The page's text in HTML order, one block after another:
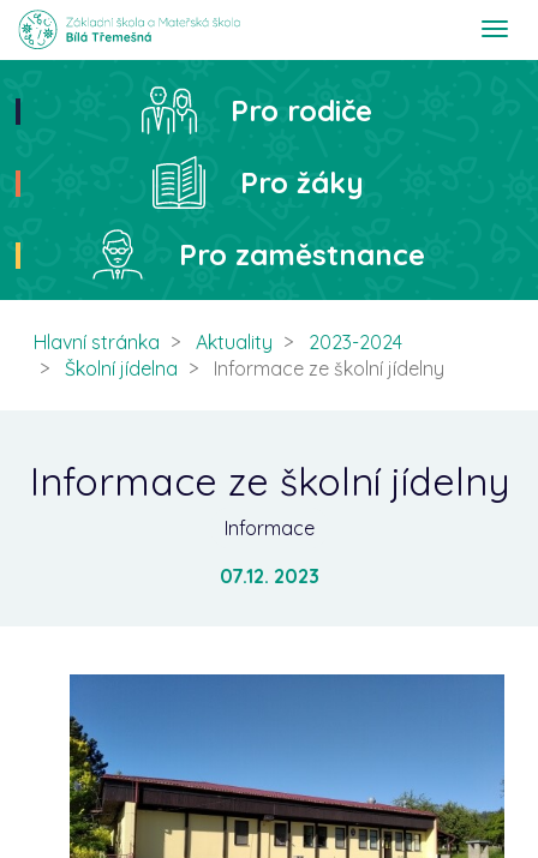
T
t
Hledat
Pro rodiče
Pro žáky
Pro zaměstnance
Hlavní stránka Aktuality
2023-2024
Školní jídelna
Informace ze školní jídelny
Informace ze školní jídelny
Informace
07.12. 2023